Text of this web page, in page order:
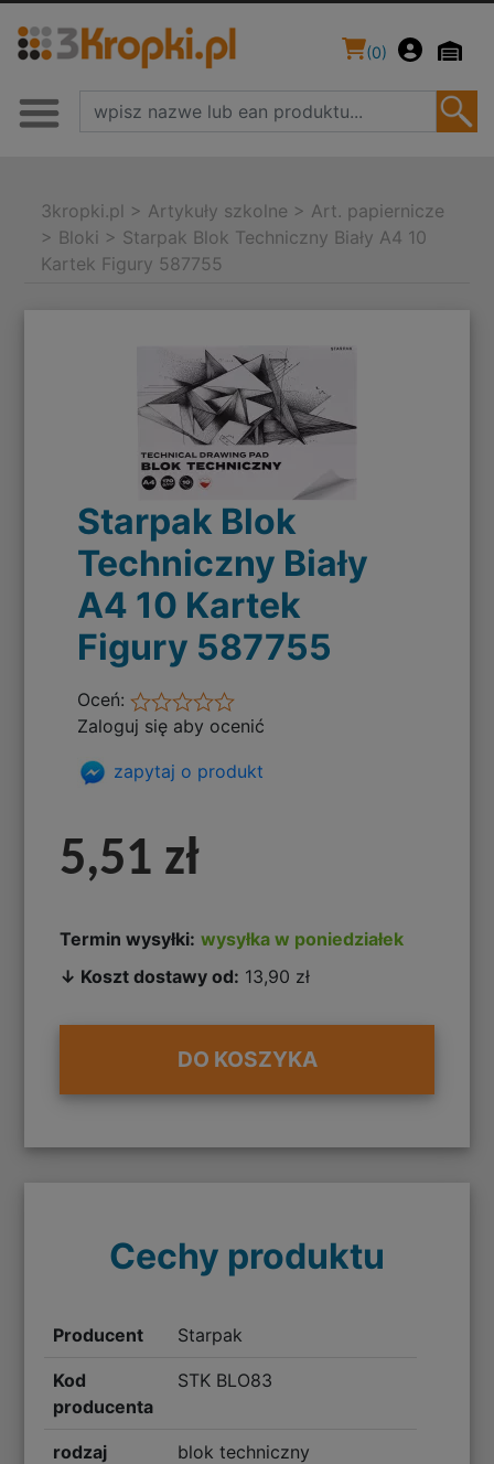
(0)
3kropki.pl > Artykuły szkolne > Art. papiernicze
> Bloki > Starpak Blok Techniczny Biały A4 10
Kartek Figury 587755
Starpak Blok
Techniczny Biały
A4 10 Kartek
Figury 587755
Oceń:
Zaloguj się aby ocenić
zapytaj o produkt
5,51 zł
Termin wysyłki: wysyłka w poniedziałek
↓ Koszt dostawy od: 13,90 zł
DO KOSZYKA
Cechy produktu
Producent Starpak
Kod
producenta
STK BLO83
rodzaj blok techniczny